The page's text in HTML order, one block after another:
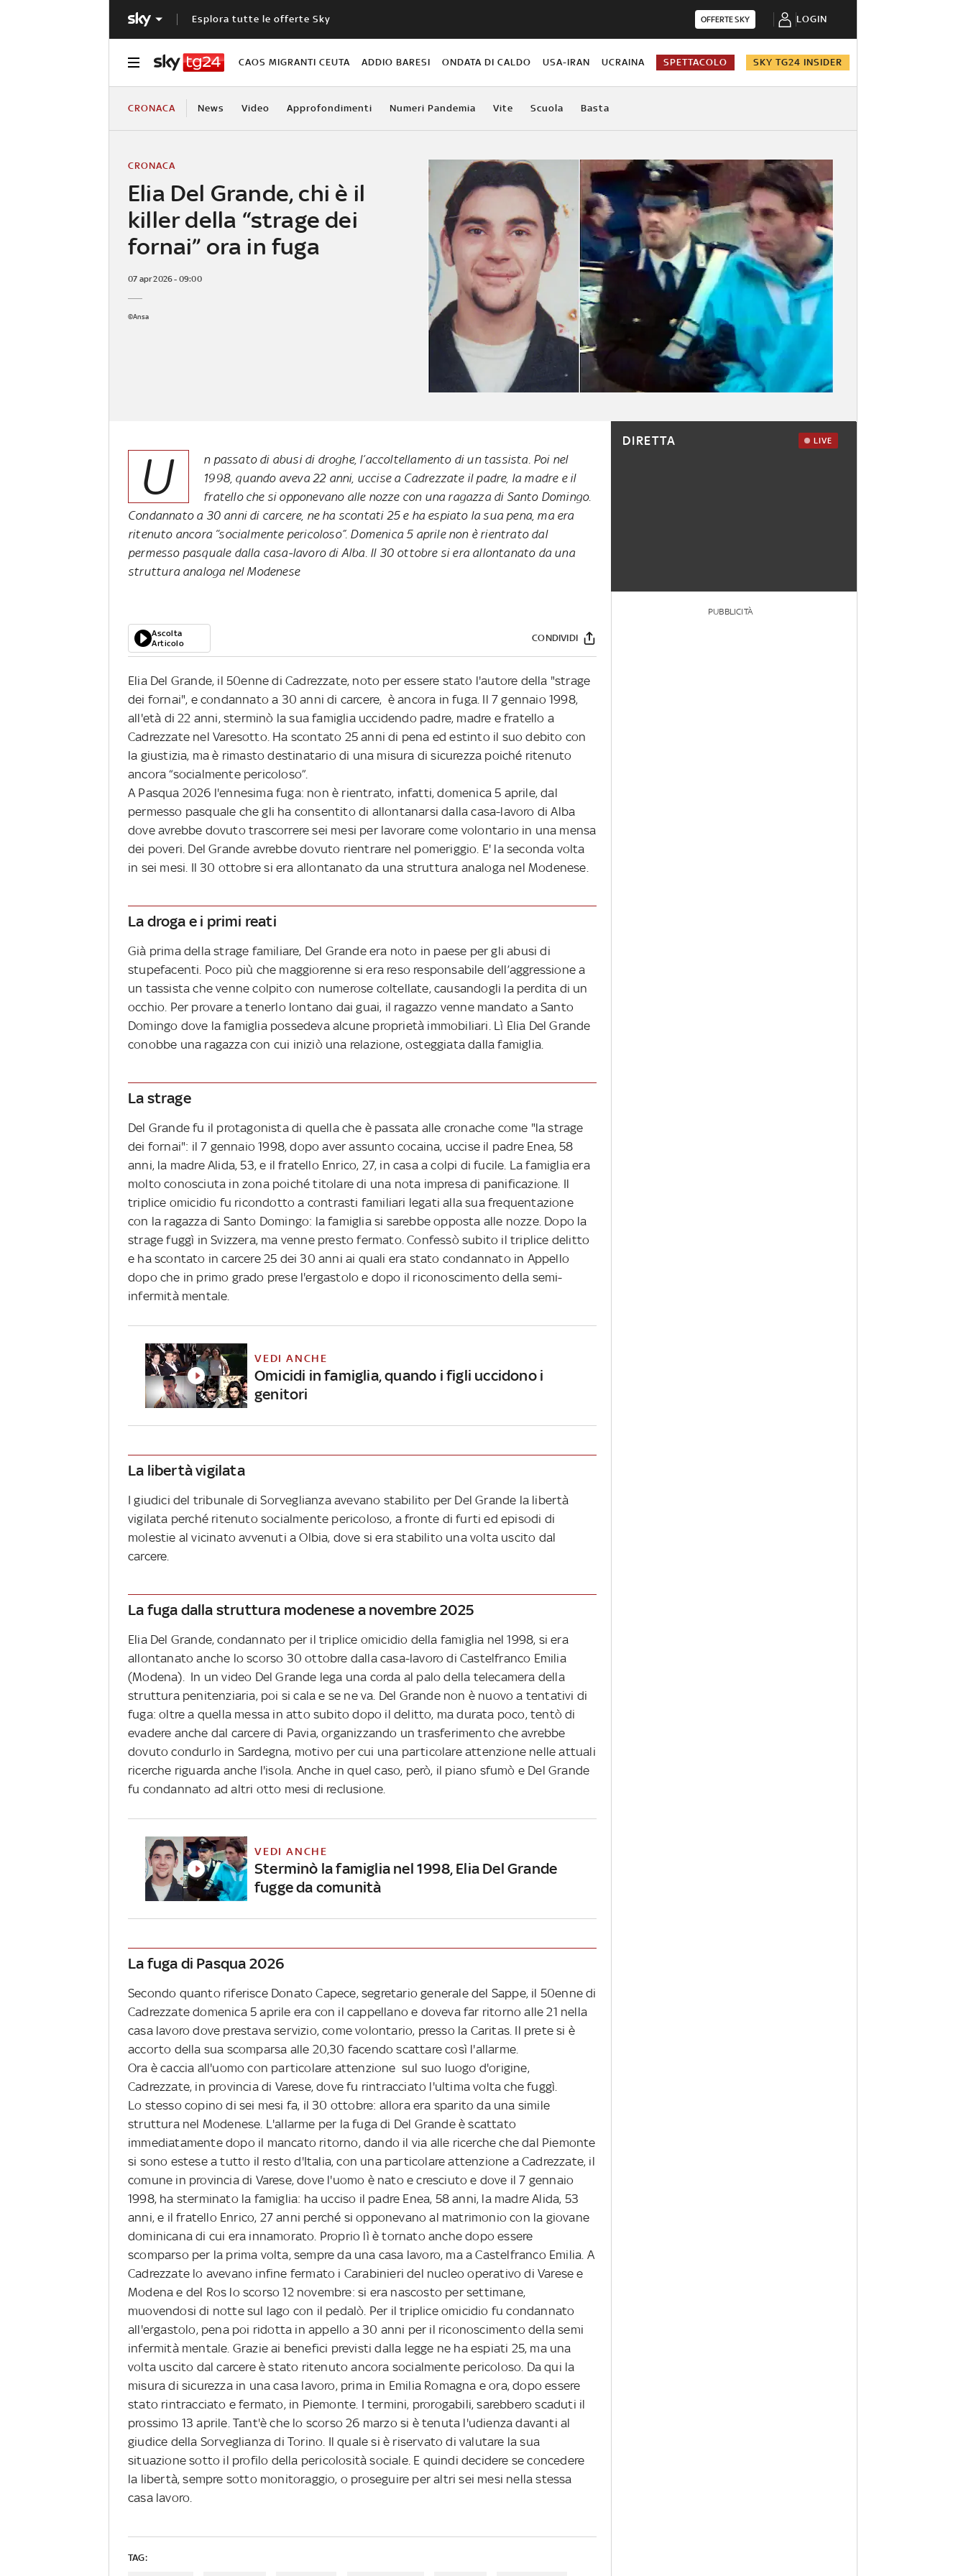
Esplora tutte le offerte Sky OFFERTE SKY LOGIN
CAOS MIGRANTI CEUTA ADDIO BARESI ONDATA DI CALDO USA-IRAN UCRAINA SPETTACOLO SKY TG24 INSIDER
CRONACA News Video Approfondimenti Numeri Pandemia Vite Scuola Basta
Elia Del Grande, chi è il
killer della “strage dei
fornai” ora in fuga
CRONACA
07 apr 2026 - 09:00
©Ansa
U
n passato di abusi di droghe, l’accoltellamento di un tassista. Poi nel
1998, quando aveva 22 anni, uccise a Cadrezzate il padre, la madre e il
fratello che si opponevano alle nozze con una ragazza di Santo Domingo.
Condannato a 30 anni di carcere, ne ha scontati 25 e ha espiato la sua pena, ma era
ritenuto ancora “socialmente pericoloso”. Domenica 5 aprile non è rientrato dal
permesso pasquale dalla casa-lavoro di Alba. Il 30 ottobre si era allontanato da una
struttura analoga nel Modenese
Ascolta
Articolo
CONDIVIDI
Elia Del Grande, il 50enne di Cadrezzate, noto per essere stato l'autore della "strage
dei fornai", e condannato a 30 anni di carcere, è ancora in fuga. Il 7 gennaio 1998,
all'età di 22 anni, sterminò la sua famiglia uccidendo padre, madre e fratello a
Cadrezzate nel Varesotto. Ha scontato 25 anni di pena ed estinto il suo debito con
la giustizia, ma è rimasto destinatario di una misura di sicurezza poiché ritenuto
ancora “socialmente pericoloso”.
A Pasqua 2026 l'ennesima fuga: non è rientrato, infatti, domenica 5 aprile, dal
permesso pasquale che gli ha consentito di allontanarsi dalla casa-lavoro di Alba
dove avrebbe dovuto trascorrere sei mesi per lavorare come volontario in una mensa
dei poveri. Del Grande avrebbe dovuto rientrare nel pomeriggio. E' la seconda volta
in sei mesi. Il 30 ottobre si era allontanato da una struttura analoga nel Modenese.
La droga e i primi reati
Già prima della strage familiare, Del Grande era noto in paese per gli abusi di
stupefacenti. Poco più che maggiorenne si era reso responsabile dell’aggressione a
un tassista che venne colpito con numerose coltellate, causandogli la perdita di un
occhio. Per provare a tenerlo lontano dai guai, il ragazzo venne mandato a Santo
Domingo dove la famiglia possedeva alcune proprietà immobiliari. Lì Elia Del Grande
conobbe una ragazza con cui iniziò una relazione, osteggiata dalla famiglia.
La strage
Del Grande fu il protagonista di quella che è passata alle cronache come "la strage
dei fornai": il 7 gennaio 1998, dopo aver assunto cocaina, uccise il padre Enea, 58
anni, la madre Alida, 53, e il fratello Enrico, 27, in casa a colpi di fucile. La famiglia era
molto conosciuta in zona poiché titolare di una nota impresa di panificazione. Il
triplice omicidio fu ricondotto a contrasti familiari legati alla sua frequentazione
con la ragazza di Santo Domingo: la famiglia si sarebbe opposta alle nozze. Dopo la
strage fuggì in Svizzera, ma venne presto fermato. Confessò subito il triplice delitto
e ha scontato in carcere 25 dei 30 anni ai quali era stato condannato in Appello
dopo che in primo grado prese l'ergastolo e dopo il riconoscimento della semi-
infermità mentale.
VEDI ANCHE
Omicidi in famiglia, quando i figli uccidono i
genitori
La libertà vigilata
I giudici del tribunale di Sorveglianza avevano stabilito per Del Grande la libertà
vigilata perché ritenuto socialmente pericoloso, a fronte di furti ed episodi di
molestie al vicinato avvenuti a Olbia, dove si era stabilito una volta uscito dal
carcere.
La fuga dalla struttura modenese a novembre 2025
Elia Del Grande, condannato per il triplice omicidio della famiglia nel 1998, si era
allontanato anche lo scorso 30 ottobre dalla casa-lavoro di Castelfranco Emilia
(Modena). In un video Del Grande lega una corda al palo della telecamera della
struttura penitenziaria, poi si cala e se ne va. Del Grande non è nuovo a tentativi di
fuga: oltre a quella messa in atto subito dopo il delitto, ma durata poco, tentò di
evadere anche dal carcere di Pavia, organizzando un trasferimento che avrebbe
dovuto condurlo in Sardegna, motivo per cui una particolare attenzione nelle attuali
ricerche riguarda anche l'isola. Anche in quel caso, però, il piano sfumò e Del Grande
fu condannato ad altri otto mesi di reclusione.
VEDI ANCHE
Sterminò la famiglia nel 1998, Elia Del Grande
fugge da comunità
La fuga di Pasqua 2026
Secondo quanto riferisce Donato Capece, segretario generale del Sappe, il 50enne di
Cadrezzate domenica 5 aprile era con il cappellano e doveva far ritorno alle 21 nella
casa lavoro dove prestava servizio, come volontario, presso la Caritas. Il prete si è
accorto della sua scomparsa alle 20,30 facendo scattare così l'allarme.
Ora è caccia all'uomo con particolare attenzione sul suo luogo d'origine,
Cadrezzate, in provincia di Varese, dove fu rintracciato l'ultima volta che fuggì.
Lo stesso copino di sei mesi fa, il 30 ottobre: allora era sparito da una simile
struttura nel Modenese. L'allarme per la fuga di Del Grande è scattato
immediatamente dopo il mancato ritorno, dando il via alle ricerche che dal Piemonte
si sono estese a tutto il resto d'Italia, con una particolare attenzione a Cadrezzate, il
comune in provincia di Varese, dove l'uomo è nato e cresciuto e dove il 7 gennaio
1998, ha sterminato la famiglia: ha ucciso il padre Enea, 58 anni, la madre Alida, 53
anni, e il fratello Enrico, 27 anni perché si opponevano al matrimonio con la giovane
dominicana di cui era innamorato. Proprio lì è tornato anche dopo essere
scomparso per la prima volta, sempre da una casa lavoro, ma a Castelfranco Emilia. A
Cadrezzate lo avevano infine fermato i Carabinieri del nucleo operativo di Varese e
Modena e del Ros lo scorso 12 novembre: si era nascosto per settimane,
muovendosi di notte sul lago con il pedalò. Per il triplice omicidio fu condannato
all'ergastolo, pena poi ridotta in appello a 30 anni per il riconoscimento della semi
infermità mentale. Grazie ai benefici previsti dalla legge ne ha espiati 25, ma una
volta uscito dal carcere è stato ritenuto ancora socialmente pericoloso. Da qui la
misura di sicurezza in una casa lavoro, prima in Emilia Romagna e ora, dopo essere
stato rintracciato e fermato, in Piemonte. I termini, prorogabili, sarebbero scaduti il
prossimo 13 aprile. Tant'è che lo scorso 26 marzo si è tenuta l'udienza davanti al
giudice della Sorveglianza di Torino. Il quale si è riservato di valutare la sua
situazione sotto il profilo della pericolosità sociale. E quindi decidere se concedere
la libertà, sempre sotto monitoraggio, o proseguire per altri sei mesi nella stessa
casa lavoro.
TAG:
DIRETTA LIVE
PUBBLICITÀ